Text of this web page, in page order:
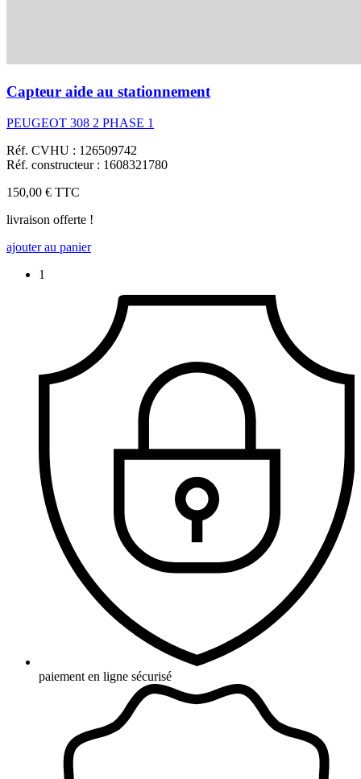
Capteur aide au stationnement
PEUGEOT 308 2 PHASE 1
Réf. CVHU : 126509742
Réf. constructeur : 1608321780
150,00 € TTC
livraison offerte !
ajouter au panier
1
paiement en ligne sécurisé